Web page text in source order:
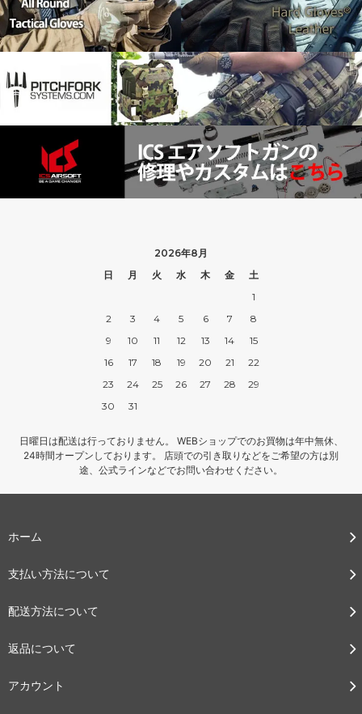
2026年8月
日
月 火 水 木 金
土
1
2
3 4 5 6 7
8
9
10 11 12 13 14
15
16
17 18 19 20 21
22
23
24 25 26 27 28
29
30
31
日曜日は配送は行っておりません。 WEBショップでのお買物は年中無休、
24時間オープンしております。 店頭での引き取りなどをご希望の方は別
途、公式ラインなどでお問い合わせください。
ホーム
支払い方法について
配送方法について
返品について
アカウント